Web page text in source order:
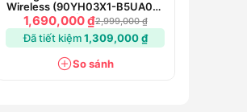
Wireless (90YH03X1-B5UA00)
- Chính hãng
1,690,000 ₫2,999,000 ₫
Đã tiết kiệm1,309,000 ₫
So sánh